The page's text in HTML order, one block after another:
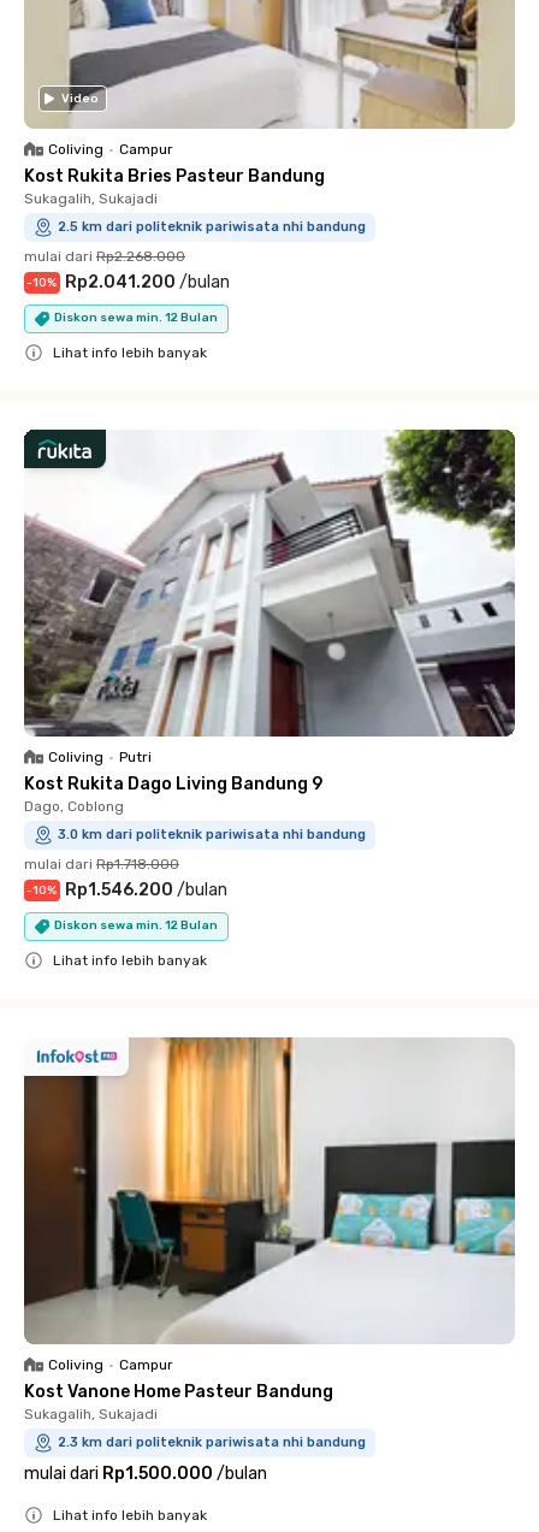
Video
Coliving • Campur
Kost Rukita Bries Pasteur Bandung
Sukagalih, Sukajadi
2.5 km dari politeknik pariwisata nhi bandung
mulai dari Rp2.268.000
-10% Rp2.041.200 /bulan
Diskon sewa min. 12 Bulan
Lihat info lebih banyak
Coliving • Putri
Kost Rukita Dago Living Bandung 9
Dago, Coblong
3.0 km dari politeknik pariwisata nhi bandung
mulai dari Rp1.718.000
-10% Rp1.546.200 /bulan
Diskon sewa min. 12 Bulan
Lihat info lebih banyak
Coliving • Campur
Kost Vanone Home Pasteur Bandung
Sukagalih, Sukajadi
2.3 km dari politeknik pariwisata nhi bandung
mulai dari Rp1.500.000 /bulan
Lihat info lebih banyak